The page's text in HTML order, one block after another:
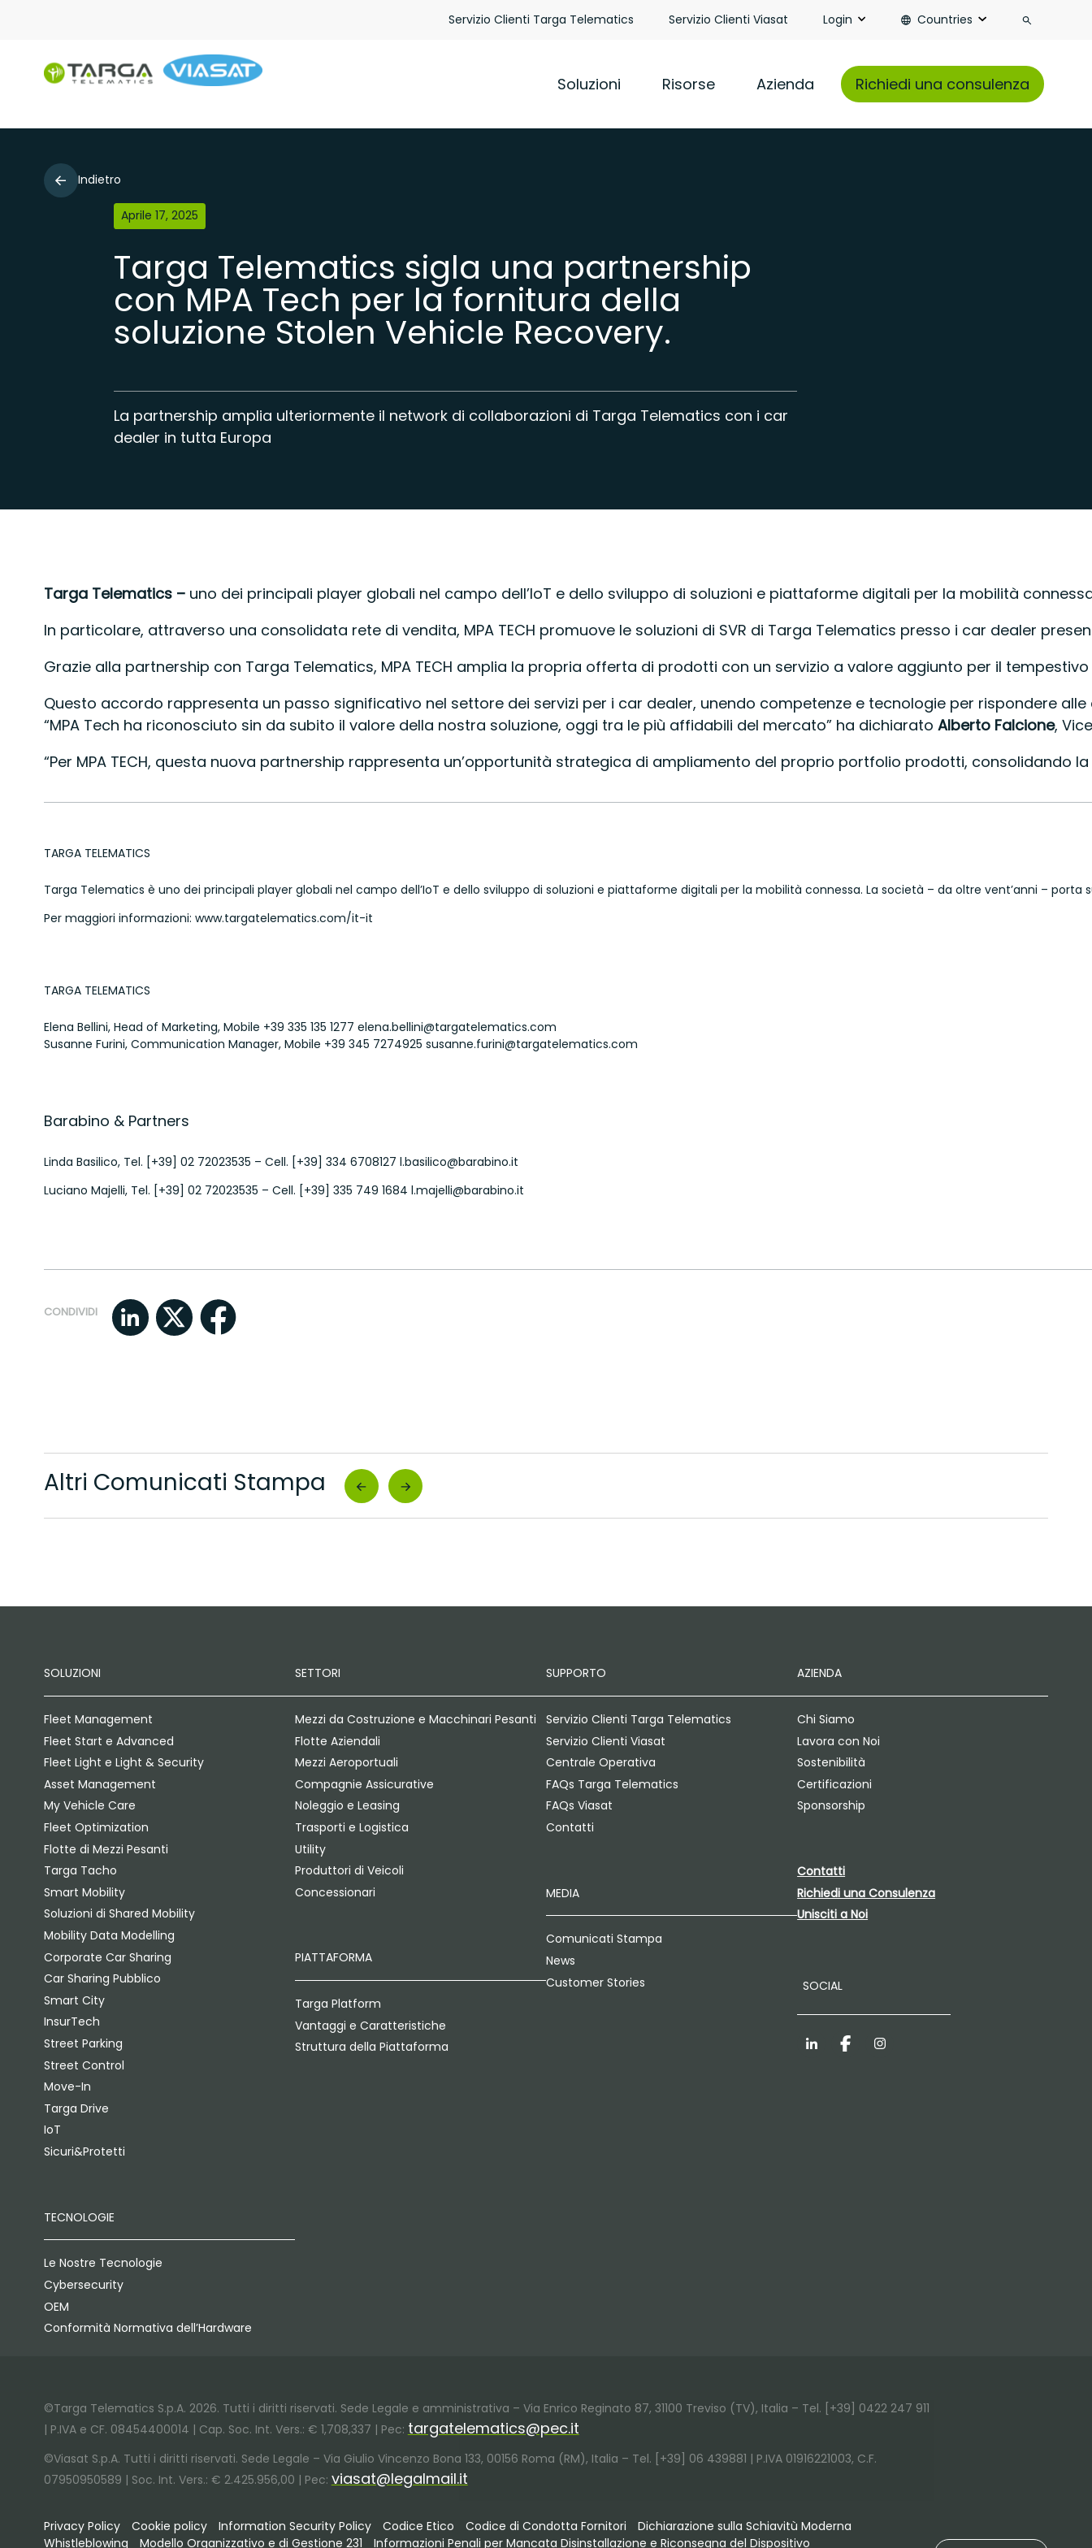
Servizio Clienti Targa Telematics Servizio Clienti Viasat Login Countries
Soluzioni Risorse Azienda Richiedi una consulenza
Indietro
Aprile 17, 2025
Targa Telematics sigla una partnership
con MPA Tech per la fornitura della
soluzione Stolen Vehicle Recovery.
La partnership amplia ulteriormente il network di collaborazioni di Targa Telematics con i car
dealer in tutta Europa
Targa Telematics – uno dei principali player globali nel campo dell’IoT e dello sviluppo di soluzioni e piattaforme digitali per la mobilità
In particolare, attraverso una consolidata rete di vendita, MPA TECH promuove le soluzioni di SVR di Targa Telematics presso i car dealer
Grazie alla partnership con Targa Telematics, MPA TECH amplia la propria offerta di prodotti con un servizio a valore aggiunto per il
Questo accordo rappresenta un passo significativo nel settore dei servizi per i car dealer, unendo competenze e tecnologie per rispondere
“MPA Tech ha riconosciuto sin da subito il valore della nostra soluzione, oggi tra le più affidabili del mercato” ha dichiarato Alberto Falcione,
“Per MPA TECH, questa nuova partnership rappresenta un’opportunità strategica di ampliamento del proprio portfolio prodotti,
TARGA TELEMATICS
Targa Telematics è uno dei principali player globali nel campo dell’IoT e dello sviluppo di soluzioni e piattaforme digitali per la mobilità connessa. La società – da oltre vent’anni –
Per maggiori informazioni: www.targatelematics.com/it-it
TARGA TELEMATICS
Elena Bellini, Head of Marketing, Mobile +39 335 135 1277 elena.bellini@targatelematics.com
Susanne Furini, Communication Manager, Mobile +39 345 7274925 susanne.furini@targatelematics.com
Barabino & Partners
Linda Basilico, Tel. [+39] 02 72023535 – Cell. [+39] 334 6708127 l.basilico@barabino.it
Luciano Majelli, Tel. [+39] 02 72023535 – Cell. [+39] 335 749 1684 l.majelli@barabino.it
CONDIVIDI
Altri Comunicati Stampa
SOLUZIONI
Fleet Management
Fleet Start e Advanced
Fleet Light e Light & Security
Asset Management
My Vehicle Care
Fleet Optimization
Flotte di Mezzi Pesanti
Targa Tacho
Smart Mobility
Soluzioni di Shared Mobility
Mobility Data Modelling
Corporate Car Sharing
Car Sharing Pubblico
Smart City
InsurTech
Street Parking
Street Control
Move-In
Targa Drive
IoT
Sicuri&Protetti
TECNOLOGIE
Le Nostre Tecnologie
Cybersecurity
OEM
Conformità Normativa dell’Hardware
SETTORI
Mezzi da Costruzione e Macchinari Pesanti
Flotte Aziendali
Mezzi Aeroportuali
Compagnie Assicurative
Noleggio e Leasing
Trasporti e Logistica
Utility
Produttori di Veicoli
Concessionari
PIATTAFORMA
Targa Platform
Vantaggi e Caratteristiche
Struttura della Piattaforma
SUPPORTO
Servizio Clienti Targa Telematics
Servizio Clienti Viasat
Centrale Operativa
FAQs Targa Telematics
FAQs Viasat
Contatti
MEDIA
Comunicati Stampa
News
Customer Stories
AZIENDA
Chi Siamo
Lavora con Noi
Sostenibilità
Certificazioni
Sponsorship
Contatti
Richiedi una Consulenza
Unisciti a Noi
SOCIAL
LinkedInFacebookInstagram
©Targa Telematics S.p.A. 2026. Tutti i diritti riservati. Sede Legale e amministrativa – Via Enrico Reginato 87, 31100 Treviso (TV), Italia – Tel. [+39] 0422 247 911
| P.IVA e CF. 08454400014 | Cap. Soc. Int. Vers.: € 1,708,337 | Pec: targatelematics@pec.it
©Viasat S.p.A. Tutti i diritti riservati. Sede Legale – Via Giulio Vincenzo Bona 133, 00156 Roma (RM), Italia – Tel. [+39] 06 439881 | P.IVA 01916221003, C.F.
07950950589 | Soc. Int. Vers.: € 2.425.956,00 | Pec: viasat@legalmail.it
Privacy Policy Cookie policy Information Security Policy Codice Etico Codice di Condotta Fornitori
Dichiarazione sulla Schiavitù Moderna
Whistleblowing
Modello Organizzativo e di Gestione 231 Informazioni Penali per Mancata Disinstallazione e Riconsegna del Dispositivo